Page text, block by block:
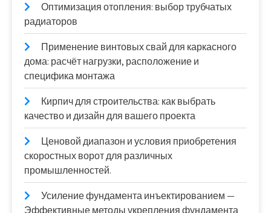
Оптимизация отопления: выбор трубчатых
радиаторов
Применение винтовых свай для каркасного
дома: расчёт нагрузки, расположение и
специфика монтажа
Кирпич для строительства: как выбрать
качество и дизайн для вашего проекта
Ценовой диапазон и условия приобретения
скоростных ворот для различных
промышленностей.
Усиление фундамента инъектированием —
Эффективные методы укрепления фундамента